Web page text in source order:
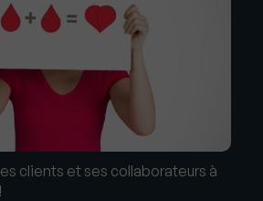
clients et ses collaborateurs à